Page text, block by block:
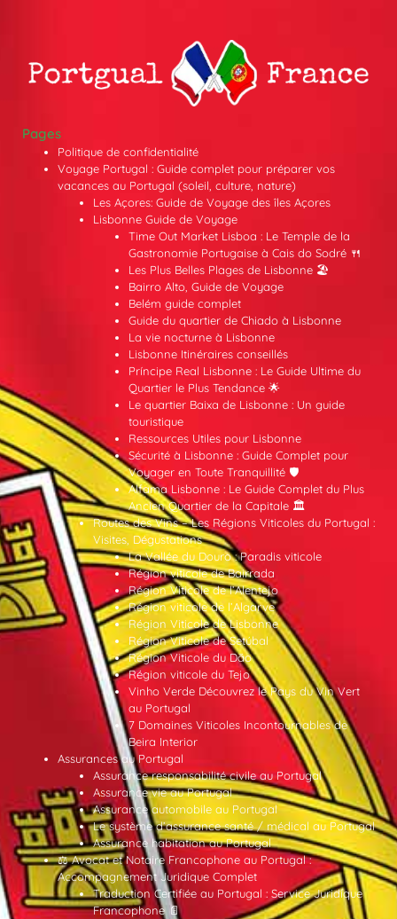
Pages
Politique de confidentialité
Voyage Portugal : Guide complet pour préparer vos
vacances au Portugal (soleil, culture, nature)
Les Açores: Guide de Voyage des îles Açores
Lisbonne Guide de Voyage
Time Out Market Lisboa : Le Temple de la
Gastronomie Portugaise à Cais do Sodré 🍴
Les Plus Belles Plages de Lisbonne 🏖️
Bairro Alto, Guide de Voyage
Belém guide complet
Guide du quartier de Chiado à Lisbonne
La vie nocturne à Lisbonne
Lisbonne Itinéraires conseillés
Príncipe Real Lisbonne : Le Guide Ultime du
Quartier le Plus Tendance 🌟
Le quartier Baixa de Lisbonne : Un guide
touristique
Ressources Utiles pour Lisbonne
Sécurité à Lisbonne : Guide Complet pour
Voyager en Toute Tranquillité 🛡️
Alfama Lisbonne : Le Guide Complet du Plus
Ancien Quartier de la Capitale 🏛️
Routes des Vins – Les Régions Viticoles du Portugal :
Visites, Dégustations
La Vallée du Douro : Paradis viticole
Région viticole de Bairrada
Région Viticole de l’Alentejo
Région viticole de l’Algarve
Région Viticole de Lisbonne
Région Viticole de Setúbal
Région Viticole du Dão
Région viticole du Tejo
Vinho Verde Découvrez le Pays du Vin Vert
au Portugal
7 Domaines Viticoles Incontournables de
Beira Interior
Assurances au Portugal
Assurance responsabilité civile au Portugal
Assurance vie au Portugal
Assurance automobile au Portugal
Le système d’assurance santé / médical au Portugal
Assurance habitation au Portugal
⚖️ Avocat et Notaire Francophone au Portugal :
Accompagnement Juridique Complet
Traduction Certifiée au Portugal : Service Juridique
Francophone 📄